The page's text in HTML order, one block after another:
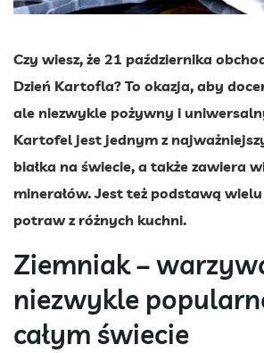
Czy wiesz, że 21 października
Dzień Kartofla? To okazja, aby
ale niezwykle pożywny i
Kartofel jest jednym z
białka na świecie, a także zawiera
minerałów. Jest też podstawą
potraw z różnych kuchni.
Ziemniak –
niezwykle
całym świecie